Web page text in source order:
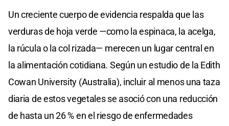
Un creciente cuerpo de evidencia respalda que las
verduras de hoja verde —como la espinaca, la acelga,
la rúcula o la col rizada— merecen un lugar central en
la alimentación cotidiana. Según un estudio de la Edith
Cowan University (Australia), incluir al menos una taza
diaria de estos vegetales se asoció con una reducción
de hasta un 26 % en el riesgo de enfermedades